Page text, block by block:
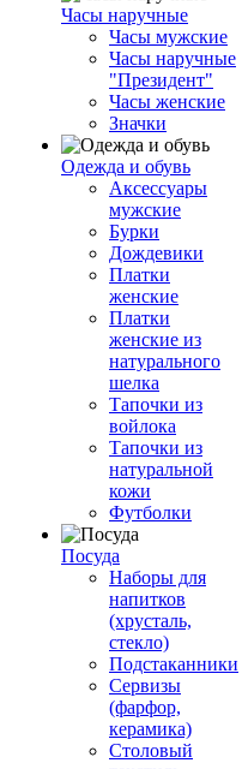
Часы наручные
Часы мужские
Часы наручные
"Президент"
Часы женские
Значки
Одежда и обувь
Аксессуары
мужские
Бурки
Дождевики
Платки
женские
Платки
женские из
натурального
шелка
Тапочки из
войлока
Тапочки из
натуральной
кожи
Футболки
Посуда
Наборы для
напитков
(хрусталь,
стекло)
Подстаканники
Сервизы
(фарфор,
керамика)
Столовый